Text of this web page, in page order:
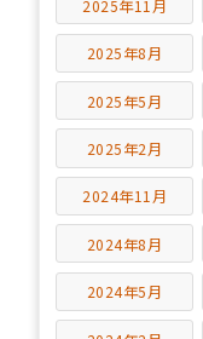
2025年11月
2025年8月
2025年5月
2025年2月
2024年11月
2024年8月
2024年5月